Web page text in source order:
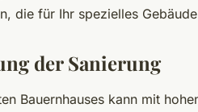
die für Ihr spezielles
der Sanierung
Bauernhauses kann mit